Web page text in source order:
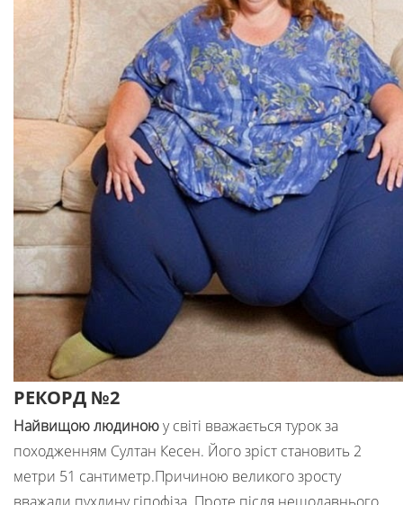
РЕКОРД №2
Найвищою людиноюу світі вважається турок за
походженням Султан Кесен. Його зріст становить 2
метри 51 сантиметр.Причиною великого зросту